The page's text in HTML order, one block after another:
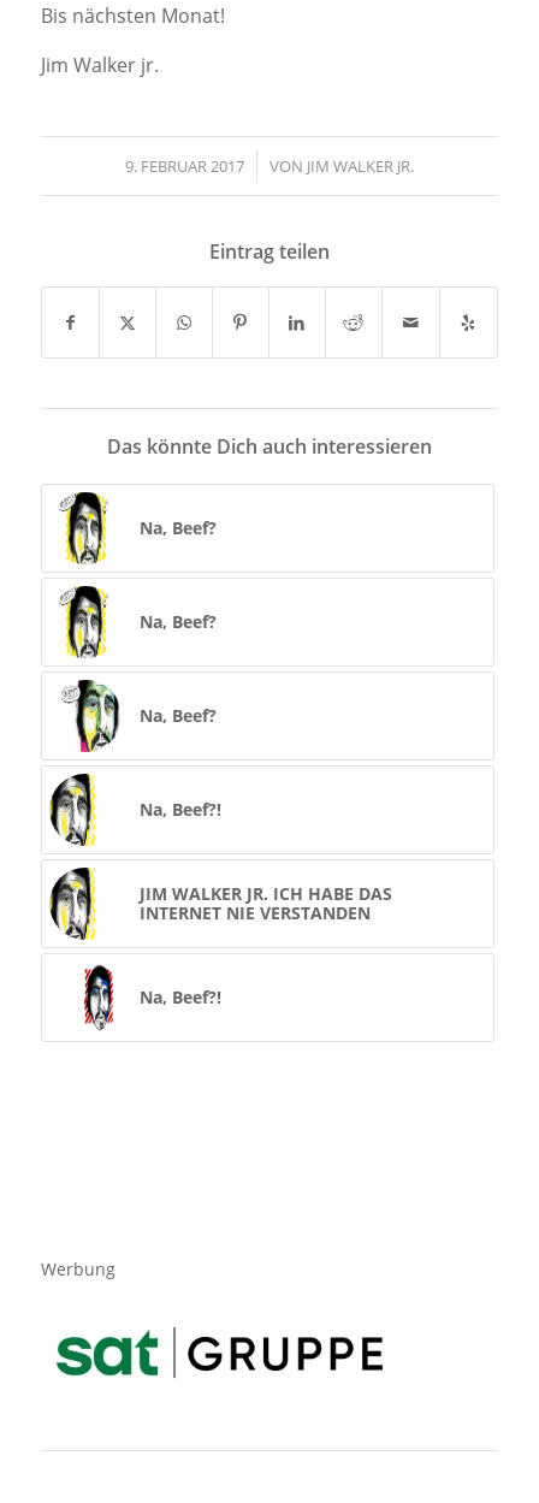
Bis nächsten Monat!
Jim Walker jr.
9. FEBRUAR 2017
/ VON JIM WALKER JR.
Eintrag teilen
Das könnte Dich auch interessieren
Na, Beef?
Na, Beef?
Na, Beef?
Na, Beef?!
JIM WALKER JR. ICH HABE DAS
INTERNET NIE VERSTANDEN
Na, Beef?!
Werbung